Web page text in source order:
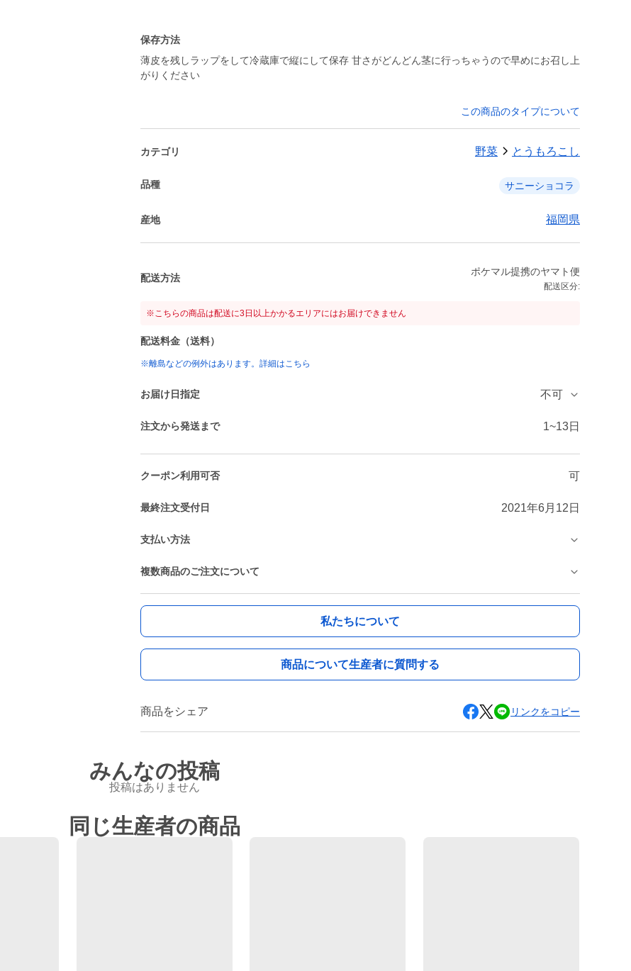
保存方法
薄皮を残しラップをして冷蔵庫で縦にして保存 甘さがどんどん茎に行っちゃうので早めにお召し上
がりください
この商品のタイプについて
カテゴリ 野菜 とうもろこし
品種 サニーショコラ
産地 福岡県
配送方法
ポケマル提携のヤマト便
配送区分:
※こちらの商品は配送に3日以上かかるエリアにはお届けできません
配送料金（送料）
※離島などの例外はあります。詳細はこちら
お届け日指定 不可
注文から発送まで 1~13日
クーポン利用可否 可
最終注文受付日 2021年6月12日
支払い方法
複数商品のご注文について
私たちについて
商品について生産者に質問する
商品をシェア リンクをコピー
みんなの投稿
投稿はありません
同じ生産者の商品